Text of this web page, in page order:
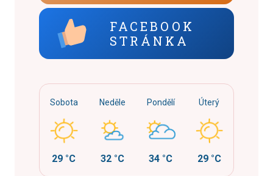
FACEBOOK
STRÁNKA
Sobota
29 °C
Neděle
32 °C
Pondělí
34 °C
Úterý
29 °C